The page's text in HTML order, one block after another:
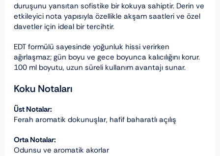
duruşunu yansıtan sofistike bir kokuya sahiptir. Derin ve
etkileyici nota yapısıyla özellikle akşam saatleri ve özel
davetler için ideal bir tercihtir.
EDT formülü sayesinde yoğunluk hissi verirken
ağırlaşmaz; gün boyu ve gece boyunca kalıcılığını korur.
100 ml boyutu, uzun süreli kullanım avantajı sunar.
Koku Notaları
Üst Notalar:
Ferah aromatik dokunuşlar, hafif baharatlı açılış
Orta Notalar:
Odunsu ve aromatik akorlar